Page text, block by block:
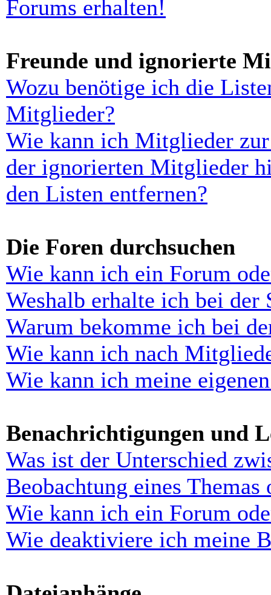
Forums erhalten!
Freunde und ignorierte
Wozu benötige ich die
Mitglieder?
Wie kann ich Mitglieder
der ignorierten Mitglieder
den Listen entfernen?
Die Foren durchsuchen
Wie kann ich ein Forum
Weshalb erhalte ich bei der
Warum bekomme ich bei
Wie kann ich nach
Wie kann ich meine
Benachrichtigungen und
Was ist der Unterschied
Beobachtung eines Themas
Wie kann ich ein Forum
Wie deaktiviere ich meine